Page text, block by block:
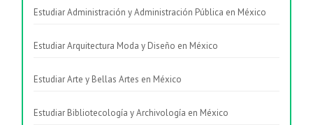
Estudiar Administración y Administración Pública en México
Estudiar Arquitectura Moda y Diseño en México
Estudiar Arte y Bellas Artes en México
Estudiar Bibliotecología y Archivología en México